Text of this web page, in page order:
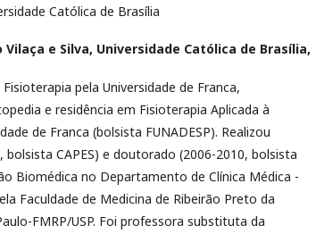
Católica de Brasília
Vilaça e Silva, Universidade Católica de Brasília,
pela Universidade de Franca,
e residência em Fisioterapia Aplicada à
de Franca (bolsista FUNADESP). Realizou
CAPES) e doutorado (2006-2010, bolsista
Biomédica no Departamento de Clínica Médica -
Faculdade de Medicina de Ribeirão Preto da
FMRP/USP. Foi professora substituta da